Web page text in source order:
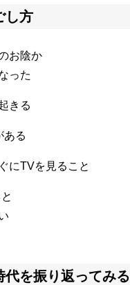
し方
お陰か
った
きる
ある
にTVを見ること
代を振り返ってみる